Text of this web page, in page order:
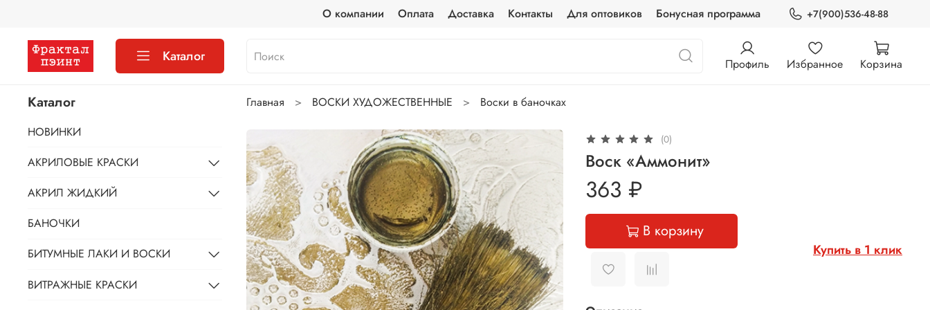
О компании Оплата Доставка Контакты Для оптовиков Бонусная программа +7(900)536-48-88
Каталог Профиль Избранное Корзина
Главная ВОСКИ ХУДОЖЕСТВЕННЫЕ Воски в баночках
(0)
Воск «Аммонит»
363 ₽
В корзину
Купить в 1 клик
Каталог
НОВИНКИ
АКРИЛОВЫЕ КРАСКИ
АКРИЛ ЖИДКИЙ
БАНОЧКИ
БИТУМНЫЕ ЛАКИ И ВОСКИ
ВИТРАЖНЫЕ КРАСКИ